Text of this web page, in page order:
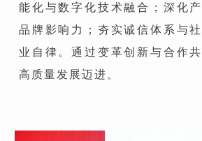
能化与数字化技术融合；深化
品牌影响力；夯实诚信体系与
业自律。通过变革创新与合作
高质量发展迈进。